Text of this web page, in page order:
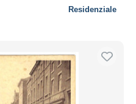
Residenziale